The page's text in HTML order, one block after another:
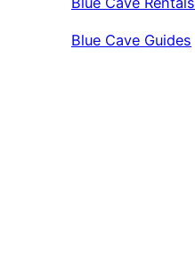
Blue Cave Guides